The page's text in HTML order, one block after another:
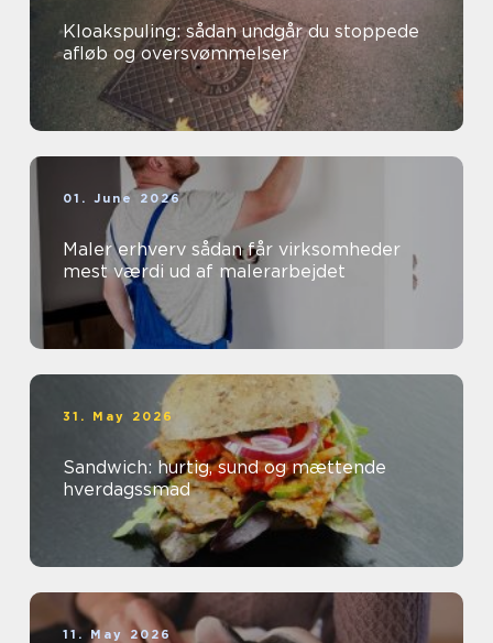
Kloakspuling: sådan undgår du stoppede
afløb og oversvømmelser
01. June 2026
Maler erhverv sådan får virksomheder
mest værdi ud af malerarbejdet
31. May 2026
Sandwich: hurtig, sund og mættende
hverdagssmad
11. May 2026